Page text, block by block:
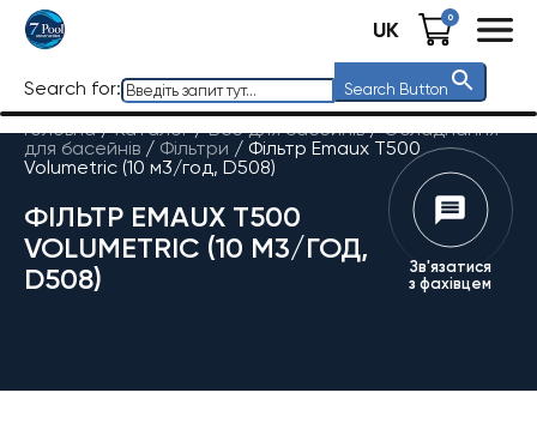
UK 0
Search for: Search Button
Головна / Каталог/Все для басейнів/Обладнання
для басейнів / Фільтри / Фільтр Emaux T500
Volumetric (10 м3/год, D508)
ФІЛЬТР EMAUX T500
VOLUMETRIC (10 М3/ГОД,
D508)
Зв'язатися
з фахівцем